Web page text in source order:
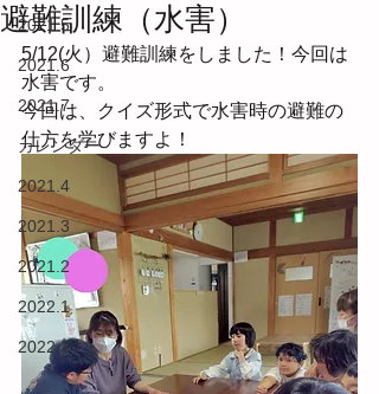
2021.5
2021.6
2021.7
カレンダー
2021.4
2021.3
2021.2
2022.1
2022.2
避難訓練（水害）
5/12(火）避難訓練をしました！今回は
水害です。
今回は、クイズ形式で水害時の避難の
仕方を学びますよ！